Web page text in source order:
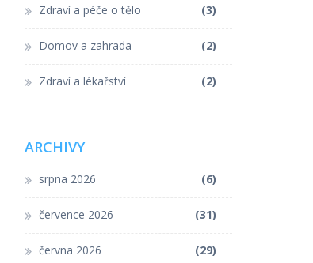
Zdraví a péče o tělo (3)
Domov a zahrada (2)
Zdraví a lékařství (2)
ARCHIVY
srpna 2026 (6)
července 2026 (31)
června 2026 (29)